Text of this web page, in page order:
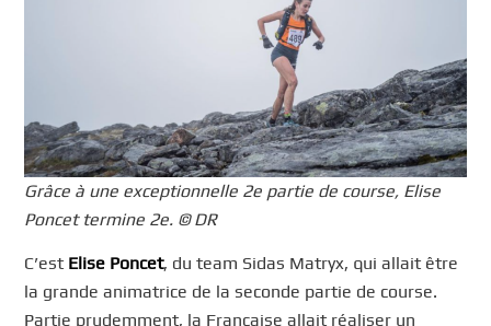
Grâce à une exceptionnelle 2e partie de course, Elise
Poncet termine 2e. © DR
C’est Elise Poncet, du team Sidas Matryx, qui allait être
la grande animatrice de la seconde partie de course.
Partie prudemment, la Française allait réaliser un